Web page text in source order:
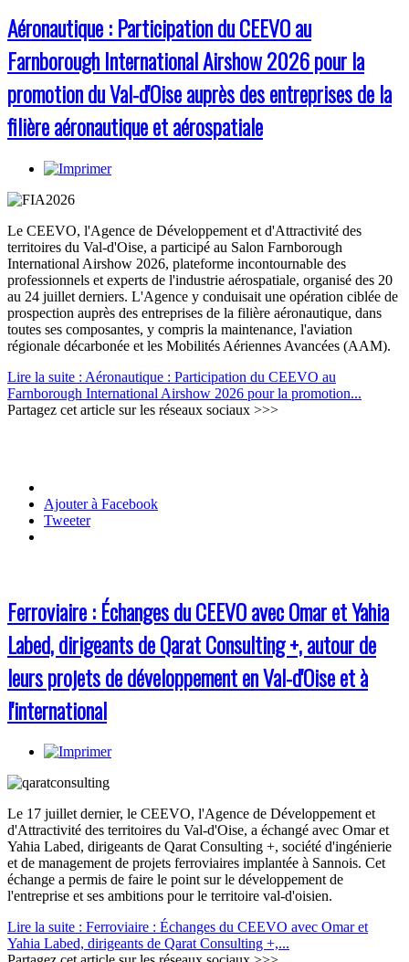
Aéronautique : Participation du CEEVO au
Farnborough International Airshow 2026 pour la
promotion du Val-d'Oise auprès des entreprises de la
filière aéronautique et aérospatiale
Le CEEVO, l'Agence de Développement et d'Attractivité des
territoires du Val-d'Oise, a participé au Salon Farnborough
International Airshow 2026, plateforme incontournable des
professionnels et experts de l'industrie aérospatiale, organisé des 20
au 24 juillet derniers. L'Agence y conduisait une opération ciblée de
prospection auprès des entreprises de la filière aéronautique, dans
toutes ses composantes, y compris la maintenance, l'aviation
régionale décarbonée et les Mobilités Aériennes Avancées (AAM).
Lire la suite : Aéronautique : Participation du CEEVO au
Farnborough International Airshow 2026 pour la promotion...
Partagez cet article sur les réseaux sociaux >>>
Ajouter à Facebook
Tweeter
Ferroviaire : Échanges du CEEVO avec Omar et Yahia
Labed, dirigeants de Qarat Consulting +, autour de
leurs projets de développement en Val-d'Oise et à
l'international
Le 17 juillet dernier, le CEEVO, l'Agence de Développement et
d'Attractivité des territoires du Val-d'Oise, a échangé avec Omar et
Yahia Labed, dirigeants de Qarat Consulting +, société d'ingénierie
et de management de projets ferroviaires implantée à Sannois. Cet
échange a permis de faire le point sur le développement de
l'entreprise et ses ambitions pour le territoire val-d'oisien.
Lire la suite : Ferroviaire : Échanges du CEEVO avec Omar et
Yahia Labed, dirigeants de Qarat Consulting +,...